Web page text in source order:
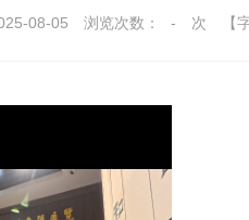
08-05 浏览次数： - 次 【